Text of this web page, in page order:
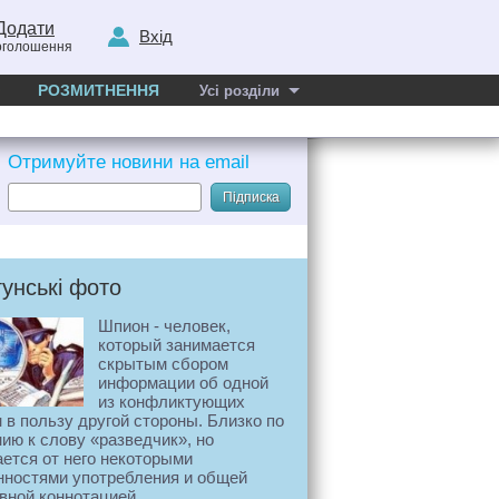
Вхід
РОЗМИТНЕННЯ Усі розділи
Отримуйте новини на email
Підписка
фото
Шпион - человек,
который занимается
скрытым сбором
информации об одной
из конфликтующих
в пользу другой стороны. Близко по
к слову «разведчик», но
от него некоторыми
употребления и общей